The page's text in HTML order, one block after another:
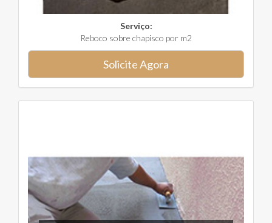
Serviço:
Reboco sobre chapisco por m2
Solicite Agora